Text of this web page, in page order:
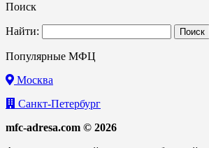
Поиск
Найти:
Популярные МФЦ
Москва
Санкт-Петербург
mfc-adresa.com © 2026